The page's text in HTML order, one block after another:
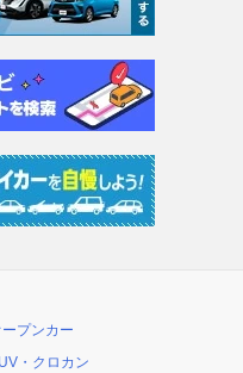
ープンカー
・クロカン